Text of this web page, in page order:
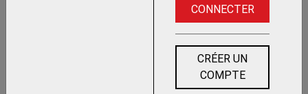
Trouvez le chez votre adhérent
CONNECTER
CRÉER UN
COMPTE